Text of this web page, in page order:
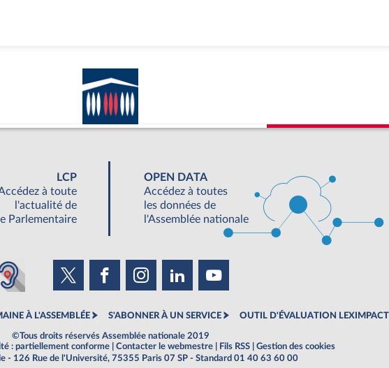
LCP
à toute
l'actualité de
Parlementaire
OPEN DATA
Accédez à toutes
les données de
l'Assemblée nationale
À L'ASSEMBLÉE S'ABONNER À UN SERVICE OUTIL D'ÉVALUATION LEXIMPACT
©Tous droits réservés Assemblée nationale 2019
: partiellement conforme Contacter le webmestre Fils RSS
Gestion des cookies
- 126 Rue de l'Université, 75355 Paris 07 SP - Standard 01 40 63 60 00